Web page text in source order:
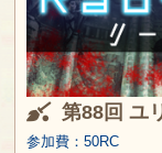
第88回 ユ
参加費：50RC